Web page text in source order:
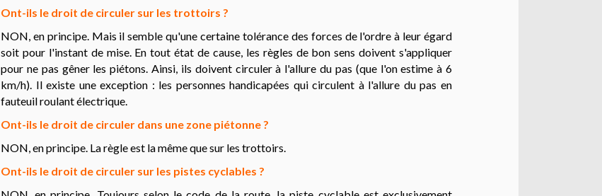
Ont-ils le droit de circuler sur les trottoirs ?
NON, en principe. Mais il semble qu'une certaine tolérance des forces de l'ordre à leur égard
soit pour l'instant de mise. En tout état de cause, les règles de bon sens doivent s'appliquer
pour ne pas gêner les piétons. Ainsi, ils doivent circuler à l'allure du pas (que l'on estime à 6
km/h). Il existe une exception : les personnes handicapées qui circulent à l'allure du pas en
fauteuil roulant électrique.
Ont-ils le droit de circuler dans une zone piétonne ?
NON, en principe. La règle est la même que sur les trottoirs.
Ont-ils le droit de circuler sur les pistes cyclables ?